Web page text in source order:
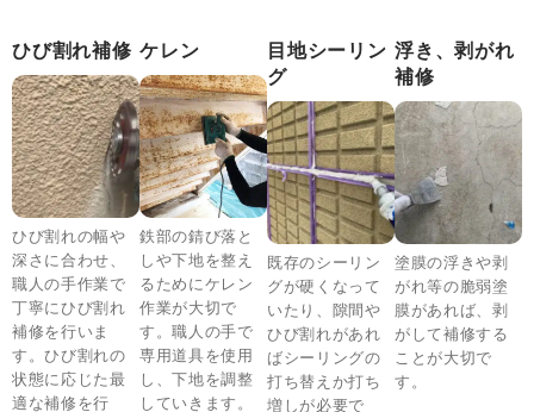
ひび割れ補修
ひび割れの幅や
深さに合わせ、
職人の手作業で
丁寧にひび割れ
補修を行いま
す。ひび割れの
状態に応じた最
適な補修を行
ケレン
鉄部の錆び落と
しや下地を整え
るためにケレン
作業が大切で
す。職人の手で
専用道具を使用
し、下地を調整
していきます。
目地シーリン
グ
既存のシーリン
グが硬くなって
いたり、隙間や
ひび割れがあれ
ばシーリングの
打ち替えか打ち
増しが必要で
浮き、剥がれ
補修
塗膜の浮きや剥
がれ等の脆弱塗
膜があれば、剥
がして補修する
ことが大切で
す。